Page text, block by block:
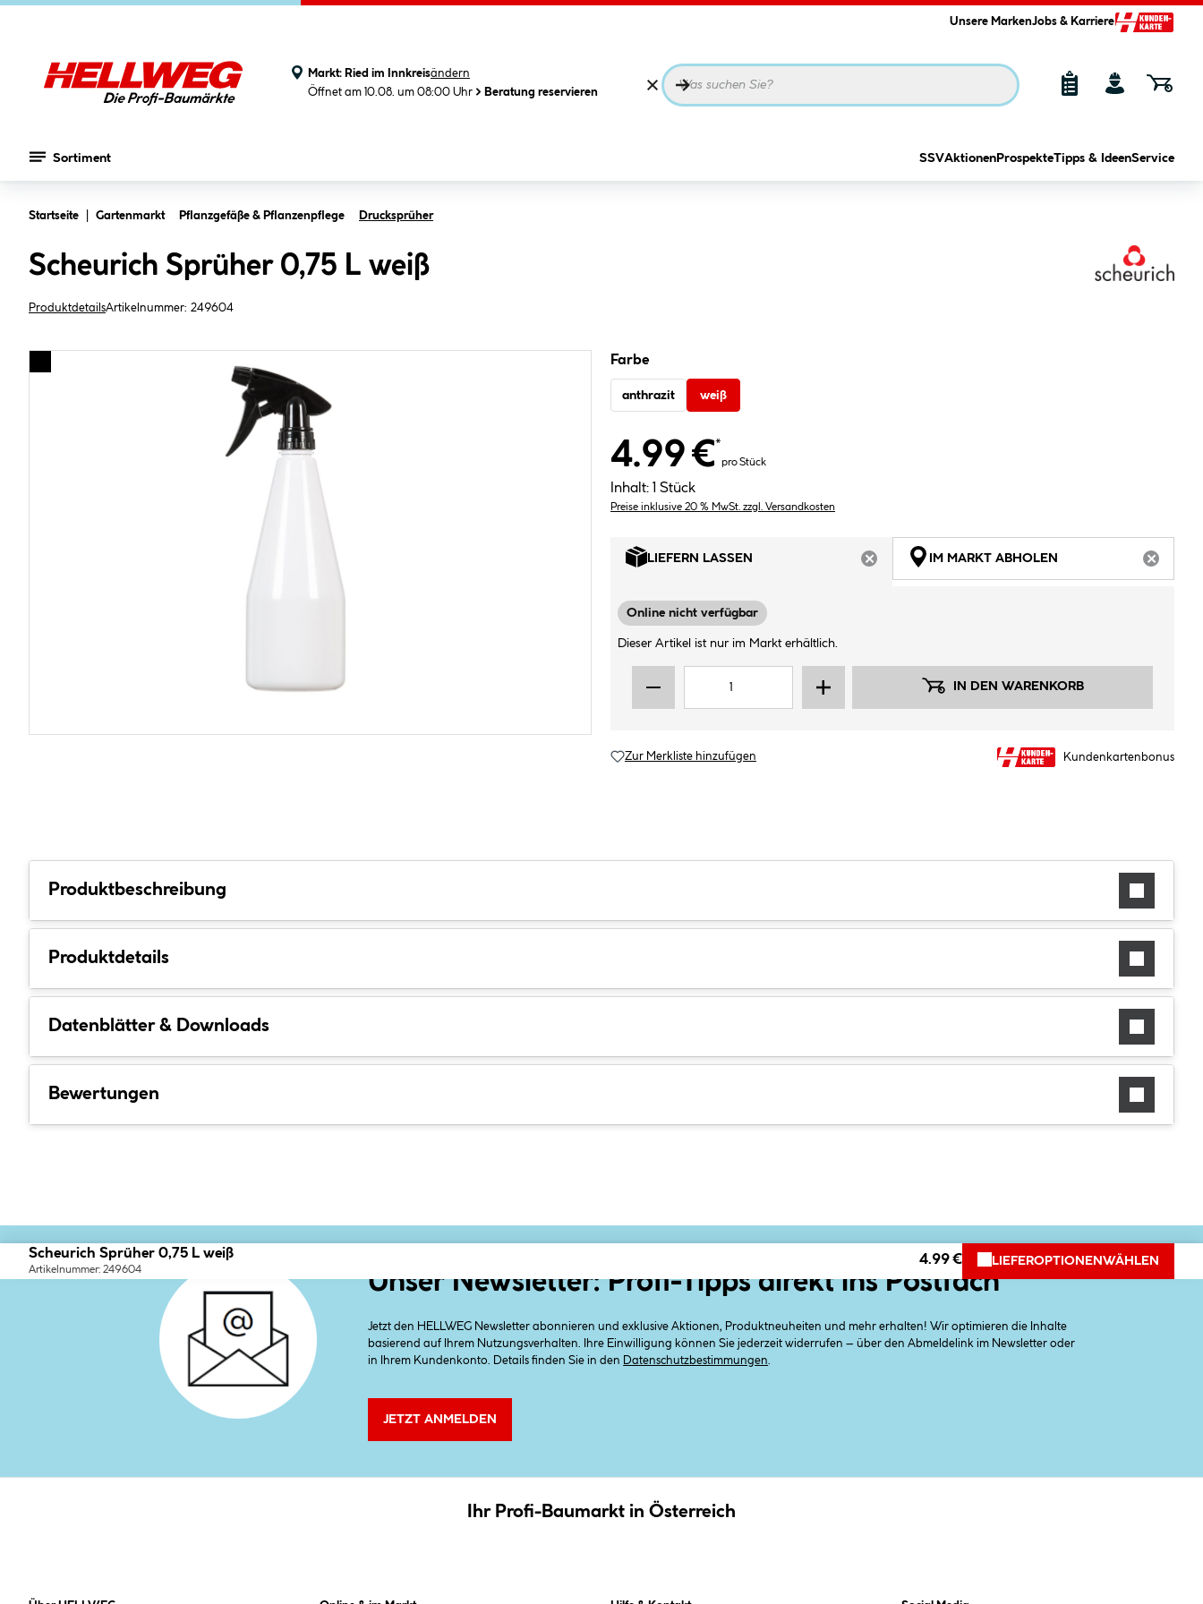
Unsere MarkenJobs & Karriere
Markt: Ried im Innkreisändern
Öffnet am 10.08. um 08:00 Uhr
Beratung reservieren
Sortiment SSVAktionen ProspekteTipps & IdeenService
Startseite Gartenmarkt Pflanzgefäße & Pflanzenpflege Drucksprüher
Scheurich Sprüher 0,75 L weiß
ProduktdetailsArtikelnummer: 249604
Farbe
anthrazit weiß
4.99 €*
pro Stück
Inhalt: 1 Stück
Preise inklusive 20 % MwSt. zzgl. Versandkosten
LIEFERN LASSEN
ARTIKEL NICHT VERFÜGBAR
IM MARKT ABHOLEN
Online nicht verfügbar
Dieser Artikel ist nur im Markt erhältlich.
IN DEN WARENKORB
Zur Merkliste hinzufügen Kundenkartenbonus
Produktbeschreibung
Produktdetails
Datenblätter & Downloads
Bewertungen
Scheurich Sprüher 0,75 L weiß
Artikelnummer: 249604
4.99 € LIEFEROPTIONEN WÄHLEN
Unser Newsletter: Profi-Tipps direkt ins Postfach
Jetzt den HELLWEG Newsletter abonnieren und exklusive Aktionen, Produktneuheiten und mehr erhalten! Wir optimieren die Inhalte
basierend auf Ihrem Nutzungsverhalten. Ihre Einwilligung können Sie jederzeit widerrufen – über den Abmeldelink im Newsletter oder
in Ihrem Kundenkonto. Details finden Sie in den
Datenschutzbestimmungen
JETZT ANMELDEN
Ihr Profi-Baumarkt in Österreich